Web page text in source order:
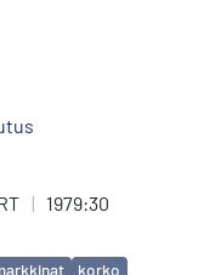
| 1979:30
korko